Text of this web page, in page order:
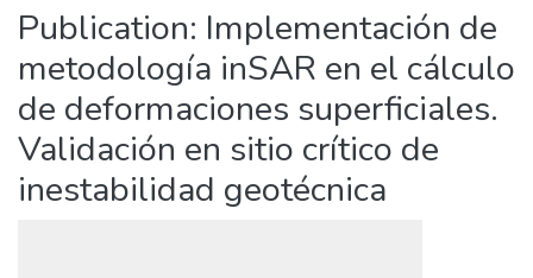
Publication: Implementación de
metodología inSAR en el cálculo
de deformaciones superficiales.
Validación en sitio crítico de
inestabilidad geotécnica